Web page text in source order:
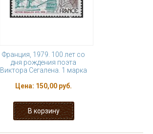
Франция, 1979. 100 лет со
дня рождения поэта
Виктора Сегалена. 1 марка
Цена: 150,00 руб.